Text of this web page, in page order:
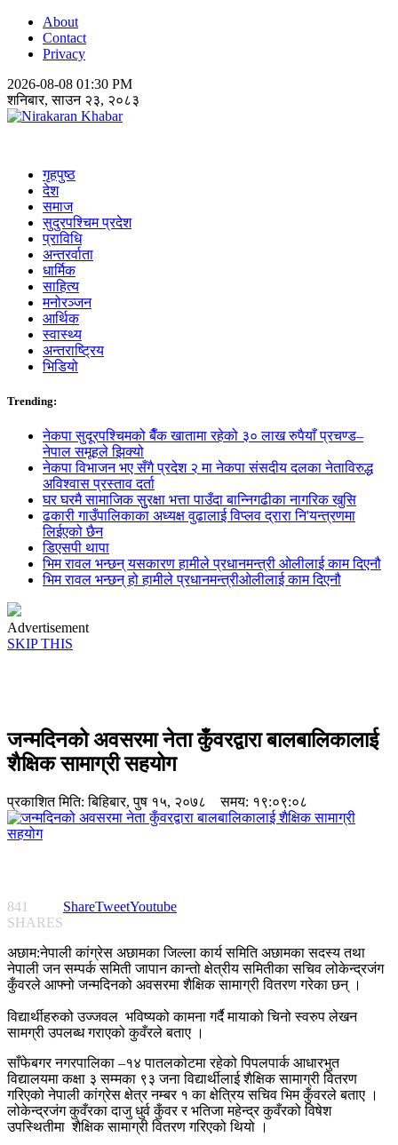
About
Contact
Privacy
2026-08-08 01:30 PM
शनिबार, साउन २३, २०८३
गृहपुष्ठ
देश
समाज
सुदुरपश्चिम प्रदेश
प्राविधि
अन्तरर्वाता
धार्मिक
साहित्य
मनोरञ्जन
आर्थिक
स्वास्थ्य
अन्तराष्ट्रिय
भिडियो
Trending:
नेकपा सुदूरपश्चिमको बैँक खातामा रहेको ३० लाख रुपैयाँ प्रचण्ड–
नेपाल समूहले झिक्य‍ो
नेकपा विभाजन भए सँगै प्रदेश २ मा नेकपा संसदीय दलका नेताविरुद्ध
अविश्वास प्रस्ताव दर्ता
घर घरमै सामाजिक सुुरक्षा भत्ता पाउँदा बान्निगढीका नागरिक खुसि
ढकारी गाउँपालिकाका अध्यक्ष वुढालाई विप्लव द्रारा नि'यन्त्रणमा
लिईएको छैन
डिएसपी थापा
भिम रावल भन्छन् यसकारण हामीले प्रधानमन्त्री ओलीलाई काम दिएनौ
भिम रावल भन्छन् हो हामीले प्रधानमन्त्रीओलीलाई काम दिएनौ
Advertisement
SKIP THIS
जन्मदिनको अवसरमा नेता कुँवरद्वारा बालबालिकालाई
शैक्षिक सामाग्री सहयोग
प्रकाशित मिति:बिहिबार, पुष १५, २०७८ समय: १९:०९:०८
841
SHARES
ShareTweetYoutube
अछाम:नेपाली कांग्रेस अछामका जिल्ला कार्य समिति अछामका सदस्य तथा
नेपाली जन सम्पर्क समिती जापान कान्तो क्षेत्रीय समितीका सचिव लोकेन्द्रजंग
कुँवरले आफ्नो जन्मदिनको अवसरमा शैक्षिक सामाग्री वितरण गरेका छन् ।
विद्यार्थीहरुको उज्जवल भविष्यको कामना गर्दै मायाको चिनो स्वरुप लेखन
सामग्री उपलब्ध गराएको कुवँरले बताए ।
साँफेबगर नगरपालिका –१४ पातलकोटमा रहेको पिपलपार्क आधारभुत
विद्यालयमा कक्षा ३ सम्मका ९३ जना विद्यार्थीलाई शैक्षिक सामाग्री वितरण
गरिएको नेपाली कांग्रेस क्षेत्र नम्बर १ का क्षेत्रिय सचिव भिम कुँवरले बताए ।
लोकेन्द्रजंग कुवँरका दाजु धुर्व कुँवर र भतिजा महेन्द्र कुवँरको विषेश
उपस्थितीमा शैक्षिक सामाग्री वितरण गरिएको थियो ।